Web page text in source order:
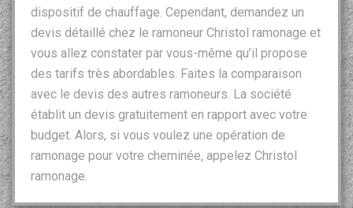
dispositif de chauffage. Cependant, demandez un
devis détaillé chez le ramoneur Christol ramonage et
vous allez constater par vous-même qu’il propose
des tarifs très abordables. Faites la comparaison
avec le devis des autres ramoneurs. La société
établit un devis gratuitement en rapport avec votre
budget. Alors, si vous voulez une opération de
ramonage pour votre cheminée, appelez Christol
ramonage.